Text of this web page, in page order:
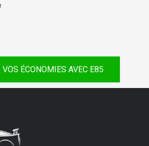
ÉCONOMIES AVEC E85